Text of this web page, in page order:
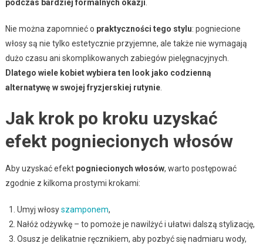
podczas bardziej formalnych okazji
Nie można zapomnieć o praktyczności tego stylu: pogniecione
włosy są nie tylko estetycznie przyjemne, ale także nie wymagają
dużo czasu ani skomplikowanych zabiegów pielęgnacyjnych.
Dlatego wiele kobiet wybiera ten look jako codzienną
alternatywę w swojej fryzjerskiej rutynie.
Jak krok po kroku uzyskać
efekt pogniecionych włosów
Aby uzyskać efekt pogniecionych włosów, warto postępować
zgodnie z kilkoma prostymi krokami:
Umyj włosyszamponem,
Nałóż odżywkę – to pomoże je nawilżyć i ułatwi dalszą stylizację,
Osusz je delikatnie ręcznikiem, aby pozbyć się nadmiaru wody,